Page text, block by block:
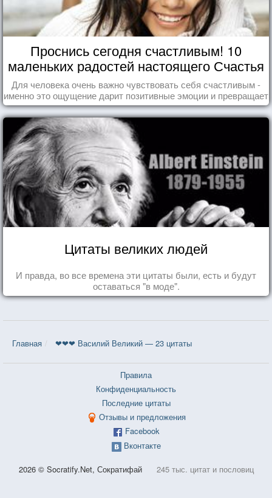
Проснись сегодня счастливым! 10
маленьких радостей настоящего Счастья
Для человека очень важно чувствовать себя счастливым -
именно это ощущение дарит позитивные эмоции и превращает
каждый день в маленький праздник.
Цитаты великих людей
И правда, во все времена эти цитаты были, есть и будут
оставаться "в моде".
Главная ❤❤❤ Василий Великий — 23 цитаты
Правила
Конфиденциальность
Последние цитаты
Отзывы и предложения
Facebook
Вконтакте
2026 © Socratify.Net, Сократифай 245 тыс. цитат и пословиц